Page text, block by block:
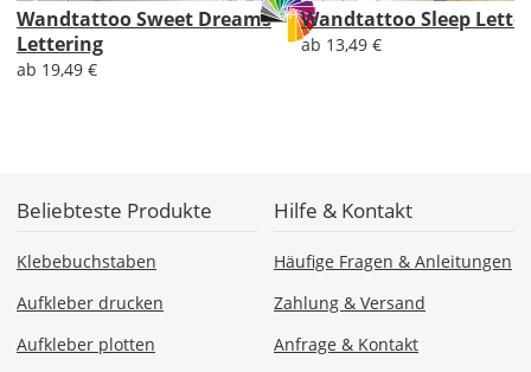
Do., 20.08.
1,99 EUR
Priority
Deutschland
Mi., 12.08. -
Sa., 15.08.
Wandtattoo Sweet Dreams
Lettering
ab 19,49 €
Wandtattoo Sleep
ab 13,49 €
Beliebteste Produkte
Klebebuchstaben
Aufkleber drucken
Aufkleber plotten
Hilfe & Kontakt
Häufige Fragen & Anleitungen
Zahlung & Versand
Anfrage & Kontakt